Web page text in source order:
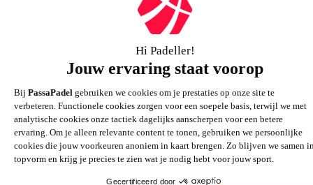
Passie voor de sport
Heb je vragen over onze producten? Onze specialisten
helpen je graag verder.